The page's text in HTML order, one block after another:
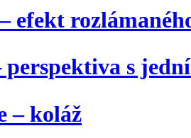
efekt
perspektiva s
– koláž